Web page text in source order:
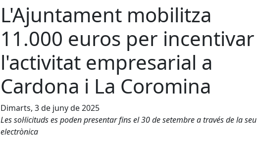
L'Ajuntament mobilitza
11.000 euros per incentivar
l'activitat empresarial a
Cardona i La Coromina
Dimarts, 3 de juny de 2025
Les sol·licituds es poden presentar fins el 30 de setembre a través de la seu
electrònica